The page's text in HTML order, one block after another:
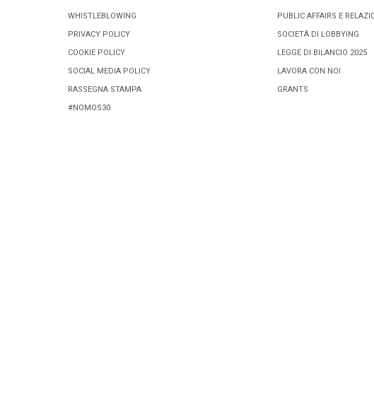
WHISTLEBLOWING
PRIVACY POLICY
COOKIE POLICY
SOCIAL MEDIA POLICY
RASSEGNA STAMPA
#NOMOS30
PUBLIC AFFAIRS E
SOCIETÀ DI LOBBYING
LEGGE DI BILANCIO 2025
LAVORA CON NOI
GRANTS